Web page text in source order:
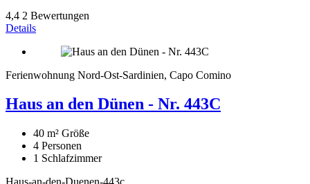
4,4 2 Bewertungen
Details
Ferienwohnung Nord-Ost-Sardinien, Capo Comino
Haus an den Dünen - Nr. 443C
40 m² Größe
4 Personen
1 Schlafzimmer